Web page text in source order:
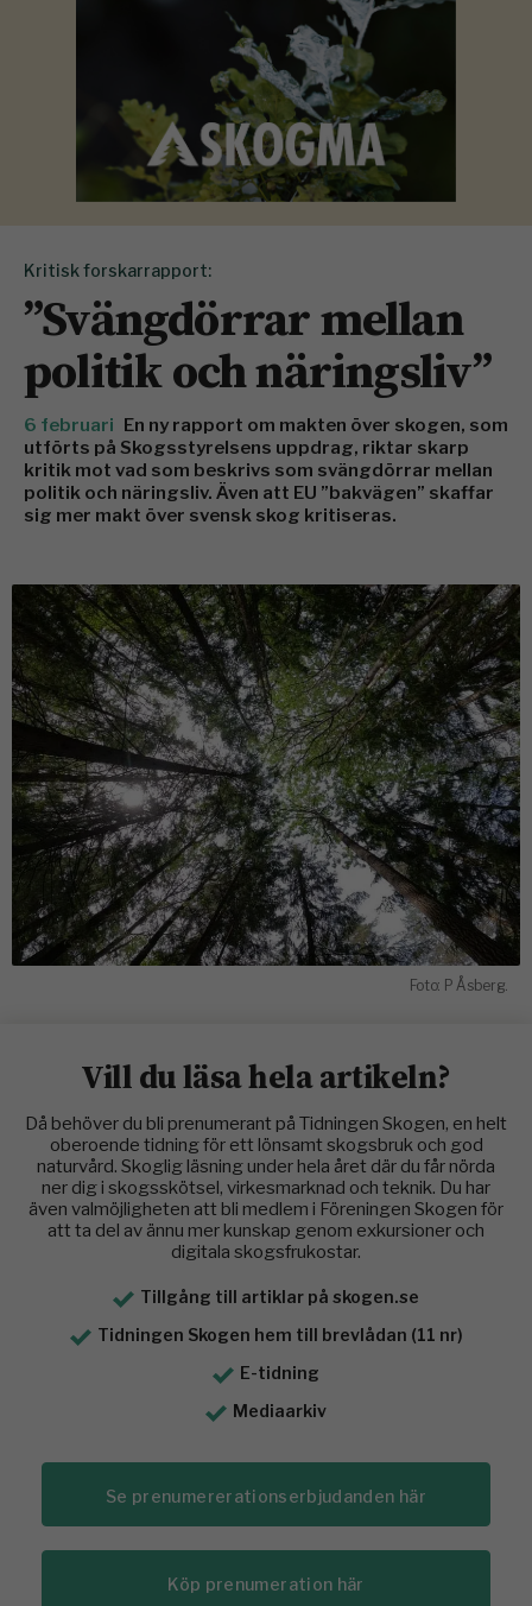
Kritisk forskarrapport:
”Svängdörrar mellan
politik och näringsliv”
6 februari En ny rapport om makten över skogen, som
utförts på Skogsstyrelsens uppdrag, riktar skarp
kritik mot vad som beskrivs som svängdörrar mellan
politik och näringsliv. Även att EU ”bakvägen” skaffar
sig mer makt över svensk skog kritiseras.
Foto: P Åsberg.
Vill du läsa hela artikeln?
Då behöver du bli prenumerant på Tidningen Skogen, en helt
oberoende tidning för ett lönsamt skogsbruk och god
naturvård. Skoglig läsning under hela året där du får nörda
ner dig i skogsskötsel, virkesmarknad och teknik. Du har
även valmöjligheten att bli medlem i Föreningen Skogen för
att ta del av ännu mer kunskap genom exkursioner och
digitala skogsfrukostar.
Tillgång till artiklar på skogen.se
Tidningen Skogen hem till brevlådan (11 nr)
E-tidning
Mediaarkiv
Se prenumererationserbjudanden här
Köp prenumeration här